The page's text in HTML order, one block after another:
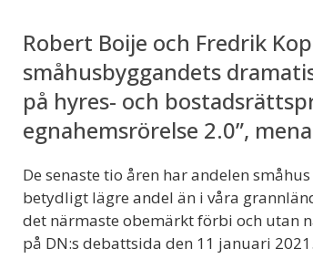
Robert Boije och Fredrik
småhusbyggandets
på hyres- och
egnahemsrörelse 2.0”,
De senaste tio åren har andelen
betydligt lägre andel än i våra
det närmaste obemärkt förbi och utan
på DN:s debattsida den 11 januari 2021.